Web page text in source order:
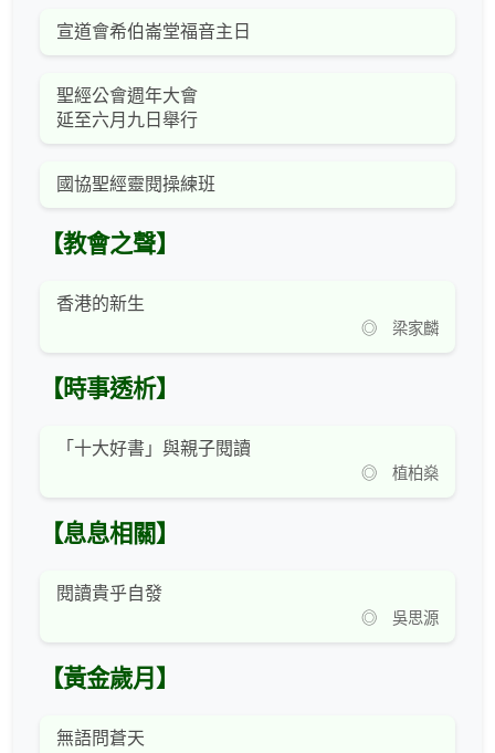
宣道會希伯崙堂福音主日
聖經公會週年大會
延至六月九日舉行
國協聖經靈閱操練班
【教會之聲】
香港的新生
◎ 梁家麟
【時事透析】
「十大好書」與親子閱讀
◎ 植柏燊
【息息相關】
閱讀貴乎自發
◎ 吳思源
【黃金歲月】
無語問蒼天